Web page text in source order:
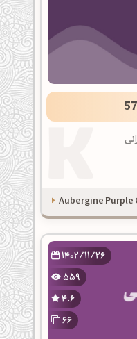
Aubergine Purple
1402/11/26
559
4.6
66